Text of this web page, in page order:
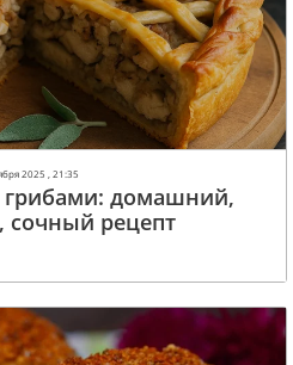
2025 , 21:35
грибами: домашний,
сочный рецепт